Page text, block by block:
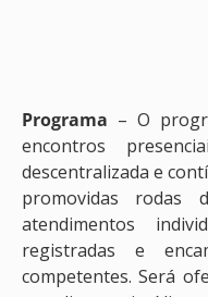
Programa – O
encontros
descentralizada e
promovidas rodas
atendimentos
registradas e
competentes. Será